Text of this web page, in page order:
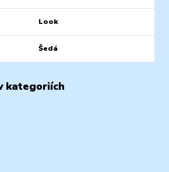
Look
Šedá
kategoriích